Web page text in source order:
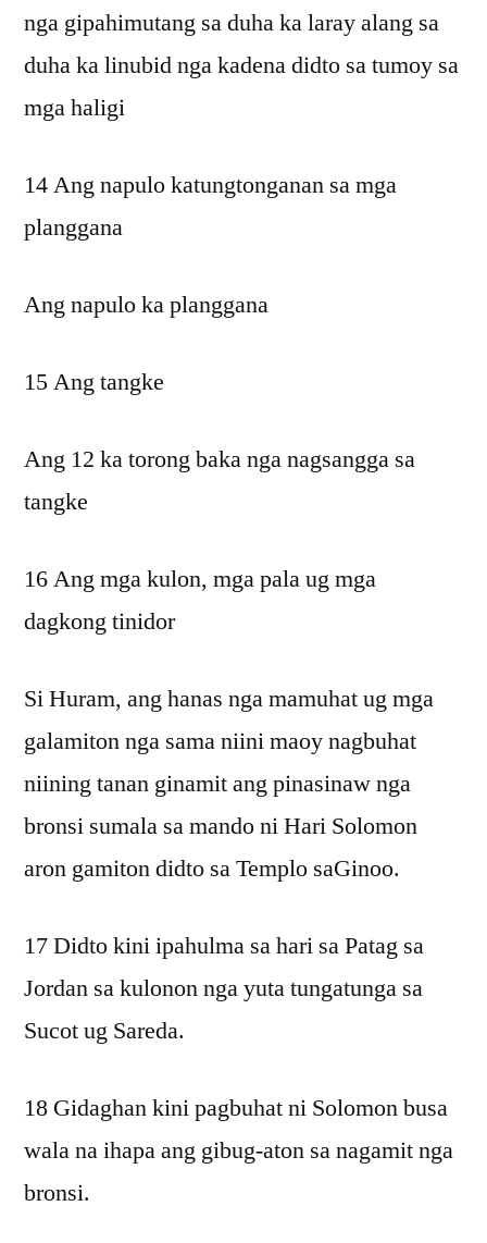
nga gipahimutang sa duha ka laray alang sa
duha ka linubid nga kadena didto sa tumoy sa
mga haligi
14 Ang napulo katungtonganan sa mga
planggana
Ang napulo ka planggana
15 Ang tangke
Ang 12 ka torong baka nga nagsangga sa
tangke
16 Ang mga kulon, mga pala ug mga
dagkong tinidor
Si Huram, ang hanas nga mamuhat ug mga
galamiton nga sama niini maoy nagbuhat
niining tanan ginamit ang pinasinaw nga
bronsi sumala sa mando ni Hari Solomon
aron gamiton didto sa Templo saGinoo.
17 Didto kini ipahulma sa hari sa Patag sa
Jordan sa kulonon nga yuta tungatunga sa
Sucot ug Sareda.
18 Gidaghan kini pagbuhat ni Solomon busa
wala na ihapa ang gibug-aton sa nagamit nga
bronsi.